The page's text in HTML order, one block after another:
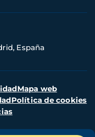
España
Mapa web
Política de cookies